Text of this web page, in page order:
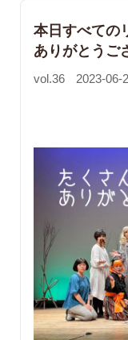
本日すべての
ありがとうご
vol.36 2023-06-